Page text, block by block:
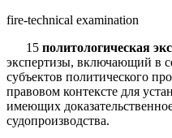
fire-technical examination
15 политологическая
экспертизы, включающий в
субъектов политического
правовом контексте для
имеющих
судопроизводства.